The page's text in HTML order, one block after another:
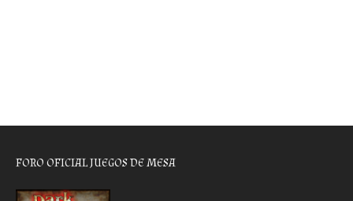
FORO OFICIAL JUEGOS DE MESA